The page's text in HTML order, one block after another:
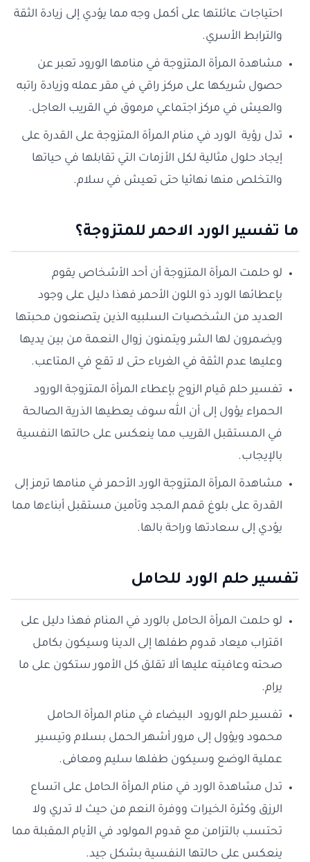
احتياجات عائلتها على أكمل وجه مما يؤدي إلى زيادة الثقة
والترابط الأسري.
مشاهدة المرأة المتزوجة في منامها الورود تعبر عن
حصول شريكها على مركز راقي في مقر عمله وزيادة راتبه
والعيش في مركز اجتماعي مرموق في القريب العاجل.
تدل رؤية الورد في منام المرأة المتزوجة على القدرة على
إيجاد حلول مثالية لكل الأزمات التي تقابلها في حياتها
والتخلص منها نهائيا حتى تعيش في سلام.
ما تفسير الورد الاحمر للمتزوجة؟
لو حلمت المرأة المتزوجة أن أحد الأشخاص يقوم
بإعطائها الورد ذو اللون الأحمر فهذا دليل على وجود
العديد من الشخصيات السلبيه الذين يتصنعون محبتها
ويضمرون لها الشر ويتمنون زوال النعمة من بين يديها
وعليها عدم الثقة في الغرباء حتى لا تقع في المتاعب.
تفسير حلم قيام الزوج بإعطاء المرأة المتزوجة الورود
الحمراء يؤول إلى أن الله سوف يعطيها الذرية الصالحة
في المستقبل القريب مما ينعكس على حالتها النفسية
بالإيجاب.
مشاهدة المرأة المتزوجة الورد الأحمر في منامها ترمز إلى
القدرة على بلوغ قمم المجد وتأمين مستقبل أبناءها مما
يؤدي إلى سعادتها وراحة بالها.
تفسير حلم الورد للحامل
لو حلمت المرأة الحامل بالورد في المنام فهذا دليل على
اقتراب ميعاد قدوم طفلها إلى الدينا وسيكون بكامل
صحته وعافيته عليها ألا تقلق كل الأمور ستكون على ما
يرام.
تفسير حلم الورود البيضاء في منام المرأة الحامل
محمود ويؤول إلى مرور أشهر الحمل بسلام وتيسير
عملية الوضع وسيكون طفلها سليم ومعافى.
تدل مشاهدة الورد في منام المرأة الحامل على اتساع
الرزق وكثرة الخيرات ووفرة النعم من حيث لا تدري ولا
تحتسب بالتزامن مع قدوم المولود في الأيام المقبلة مما
ينعكس على حالتها النفسية بشكل جيد.